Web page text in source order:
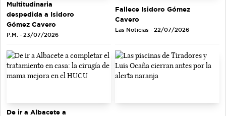
Multitudinaria
despedida a Isidoro
Gómez Cavero
P.M. - 23/07/2026
Fallece Isidoro Gómez
Cavero
Las Noticias - 22/07/2026
De ir a Albacete a